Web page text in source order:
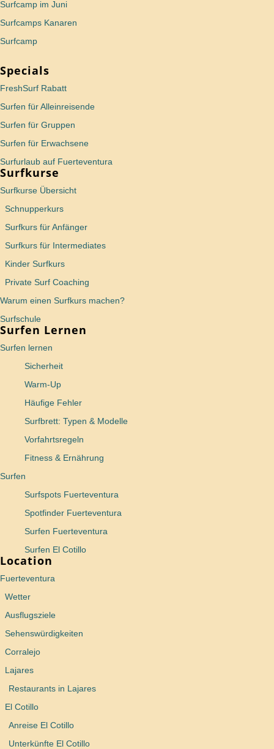
Surfcamp im Juni
Surfcamps Kanaren
Surfcamp
Specials
FreshSurf Rabatt
Surfen für Alleinreisende
Surfen für Gruppen
Surfen für Erwachsene
Surfurlaub auf Fuerteventura
Surfkurse
Surfkurse Übersicht
Schnupperkurs
Surfkurs für Anfänger
Surfkurs für Intermediates
Kinder Surfkurs
Private Surf Coaching
Warum einen Surfkurs machen?
Surfschule
Surfen Lernen
Surfen lernen
Sicherheit
Warm-Up
Häufige Fehler
Surfbrett: Typen & Modelle
Vorfahrtsregeln
Fitness & Ernährung
Surfen
Surfspots Fuerteventura
Spotfinder Fuerteventura
Surfen Fuerteventura
Surfen El Cotillo
Location
Fuerteventura
Wetter
Ausflugsziele
Sehenswürdigkeiten
Corralejo
Lajares
Restaurants in Lajares
El Cotillo
Anreise El Cotillo
Unterkünfte El Cotillo